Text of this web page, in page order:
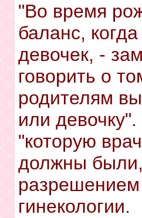
"Во время
баланс,
девочек, -
говорить о
родителям
или
"которую
должны были,
гинекологии.